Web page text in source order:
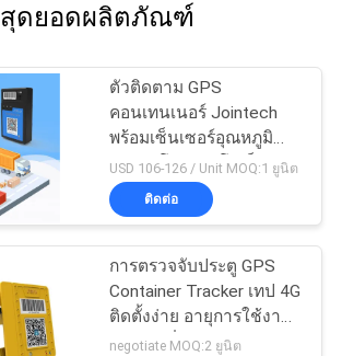
สุดยอดผลิตภัณฑ์
ตัวติดตาม GPS
คอนเทนเนอร์ Jointech
พร้อมเซ็นเซอร์อุณหภูมิ
สำหรับโลจิสติกโซ่เย็น
USD 106-126 / Unit MOQ:1 ยูนิต
ติดต่อ
การตรวจจับประตู GPS
Container Tracker เทป 4G
ติดตั้งง่าย อายุการใช้งาน
แบตเตอรี่ยาวนาน
negotiate MOQ:2 ยูนิต